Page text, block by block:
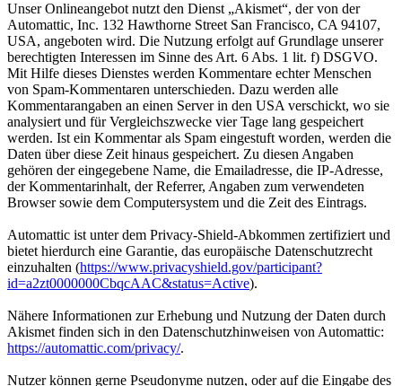
Unser Onlineangebot nutzt den Dienst „Akismet“, der von der
Automattic, Inc. 132 Hawthorne Street San Francisco, CA 94107,
USA, angeboten wird. Die Nutzung erfolgt auf Grundlage unserer
berechtigten Interessen im Sinne des Art. 6 Abs. 1 lit. f) DSGVO.
Mit Hilfe dieses Dienstes werden Kommentare echter Menschen
von Spam-Kommentaren unterschieden. Dazu werden alle
Kommentarangaben an einen Server in den USA verschickt, wo sie
analysiert und für Vergleichszwecke vier Tage lang gespeichert
werden. Ist ein Kommentar als Spam eingestuft worden, werden die
Daten über diese Zeit hinaus gespeichert. Zu diesen Angaben
gehören der eingegebene Name, die Emailadresse, die IP-Adresse,
der Kommentarinhalt, der Referrer, Angaben zum verwendeten
Browser sowie dem Computersystem und die Zeit des Eintrags.
Automattic ist unter dem Privacy-Shield-Abkommen zertifiziert und
bietet hierdurch eine Garantie, das europäische Datenschutzrecht
einzuhalten (https://www.privacyshield.gov/participant?
id=a2zt0000000CbqcAAC&status=Active).
Nähere Informationen zur Erhebung und Nutzung der Daten durch
Akismet finden sich in den Datenschutzhinweisen von Automattic:
https://automattic.com/privacy/.
Nutzer können gerne Pseudonyme nutzen, oder auf die Eingabe des